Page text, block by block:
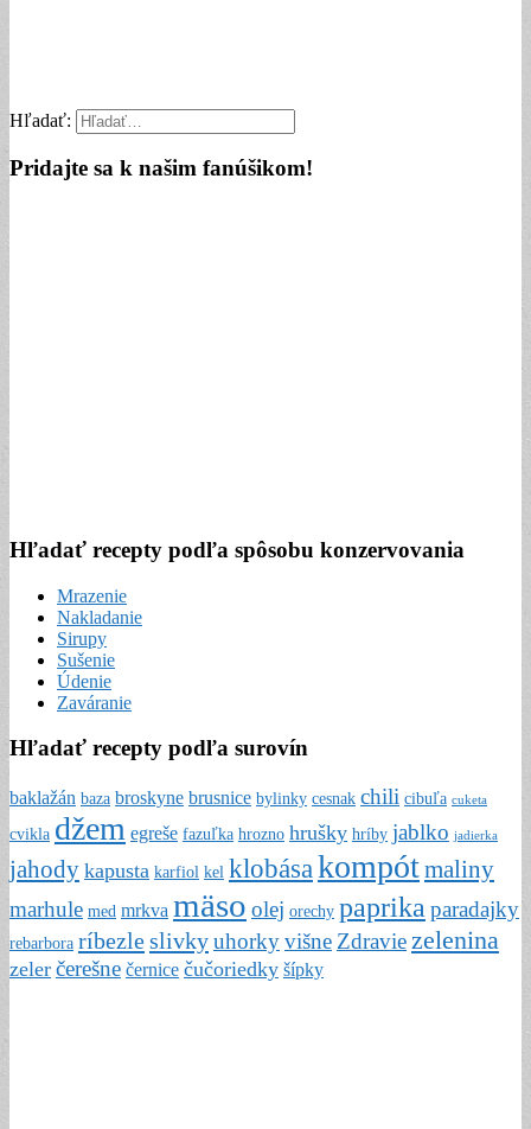
Hľadať:
Pridajte sa k našim fanúšikom!
Hľadať recepty podľa spôsobu konzervovania
Mrazenie
Nakladanie
Sirupy
Sušenie
Údenie
Zaváranie
Hľadať recepty podľa surovín
baklažán baza broskyne brusnice bylinky cesnak chili cibuľa cuketa
cvikla džem egreše fazuľka hrozno hrušky hríby jablko jadierka
jahody kapusta karfiol kel klobásakompótmaliny
marhule med mrkva mäso olej orechy paprika paradajky
rebarbora ríbezleslivkyuhorkyvišne Zdravie zelenina
zeler čerešne černice čučoriedky šípky